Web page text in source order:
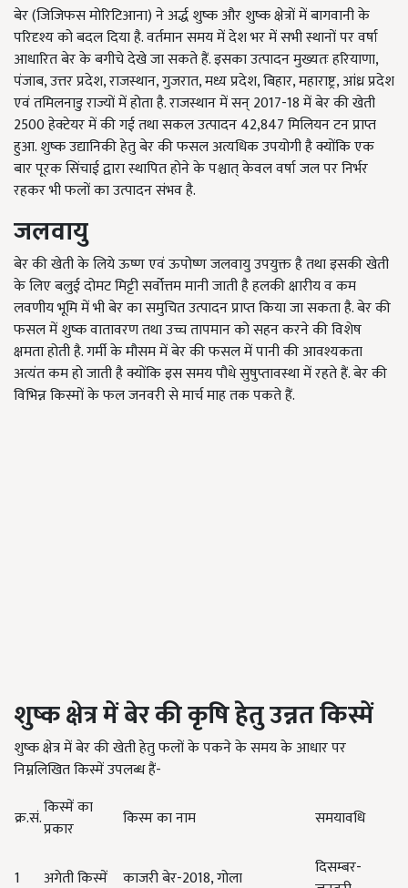
बेर (जिजिफस मोरिटिआना) ने अर्द्ध शुष्क और शुष्क क्षेत्रों में बागवानी के
परिदृश्य को बदल दिया है. वर्तमान समय में देश भर में सभी स्थानों पर वर्षा
आधारित बेर के बगीचे देखे जा सकते हैं. इसका उत्पादन मुख्यतः हरियाणा,
पंजाब,उत्तर प्रदेश,राजस्थान,गुजरात,मध्य प्रदेश,बिहार,महाराष्ट्र,आंध्र प्रदेश
एवं तमिलनाडु राज्यों में होता है. राजस्थान में सन्2017-18में बेर की खेती
2500हेक्टेयर में की गई तथा सकल उत्पादन42,847मिलियन टन प्राप्त
हुआ. शुष्क उद्यानिकी हेतु बेर की फसल अत्यधिक उपयोगी है क्योंकि एक
बार पूरक सिंचाई द्वारा स्थापित होने के पश्चात् केवल वर्षा जल पर निर्भर
रहकर भी फलों का उत्पादन संभव है.
जलवायु
बेर की खेती के लिये ऊष्ण एवं ऊपोष्ण जलवायु उपयुक्त है तथा इसकी खेती
के लिए बलुई दोमट मिट्टी सर्वोत्तम मानी जाती है हलकी क्षारीय व कम
लवणीय भूमि में भी बेर का समुचित उत्पादन प्राप्त किया जा सकता है. बेर की
फसल में शुष्क वातावरण तथा उच्च तापमान को सहन करने की विशेष
क्षमता होती है. गर्मी के मौसम में बेर की फसल में पानी की आवश्यकता
अत्यंत कम हो जाती है क्योंकि इस समय पौधे सुषुप्तावस्था में रहते हैं. बेर की
विभिन्न किस्मों के फल जनवरी से मार्च माह तक पकते हैं.
शुष्क क्षेत्र में बेर की कृषि हेतु उन्नत किस्में
शुष्क क्षेत्र में बेर की खेती हेतु फलों के पकने के समय के आधार पर
निम्नलिखित किस्में उपलब्ध हैं-
क्र.सं.किस्में का
प्रकार
किस्म का नाम समयावधि
1 अगेती किस्में काजरी बेर-2018,गोला
दिसम्बर-